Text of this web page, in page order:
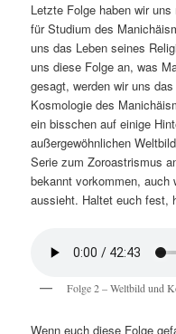
Letzte Folge haben wir
für Studium des
uns das Leben seines
uns diese Folge an, was
gesagt, werden wir uns
Kosmologie des
ein bisschen auf einige
außergewöhnlichen
Serie zum Zoroastrismus
bekannt vorkommen,
aussieht. Haltet euch fest,
Folge 2 – Weltbild und
Wenn euch diese Folge